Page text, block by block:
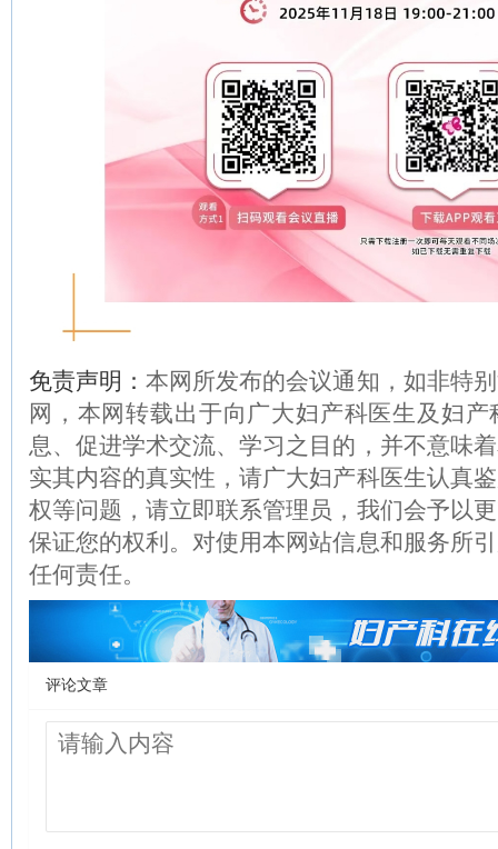
免责声明：本网所发布的会议通知，如非特
网，本网转载出于向广大妇产科医生及妇
息、促进学术交流、学习之目的，并不意味
实其内容的真实性，请广大妇产科医生认真
权等问题，请立即联系管理员，我们会予以
保证您的权利。对使用本网站信息和服务所
任何责任。
评论文章